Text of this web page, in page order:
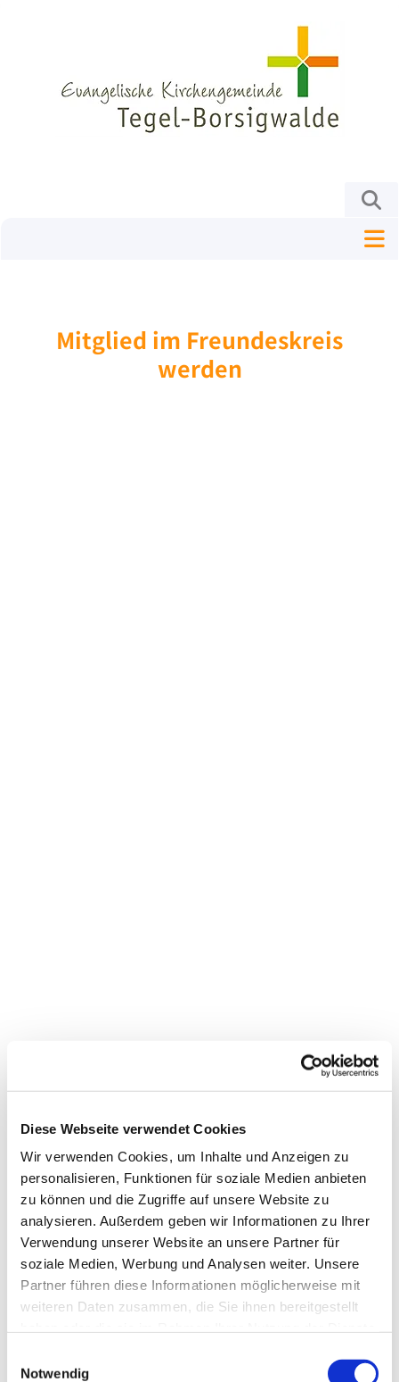
Diese Webseite verwendet Cookies
Wir verwenden Cookies, um Inhalte und Anzeigen zu
personalisieren, Funktionen für soziale Medien anbieten
zu können und die Zugriffe auf unsere Website zu
analysieren. Außerdem geben wir Informationen zu Ihrer
Verwendung unserer Website an unsere Partner für
soziale Medien, Werbung und Analysen weiter. Unsere
Partner führen diese Informationen möglicherweise mit
weiteren Daten zusammen, die Sie ihnen bereitgestellt
Notwendig
Mitglied im Freundeskreis
werden